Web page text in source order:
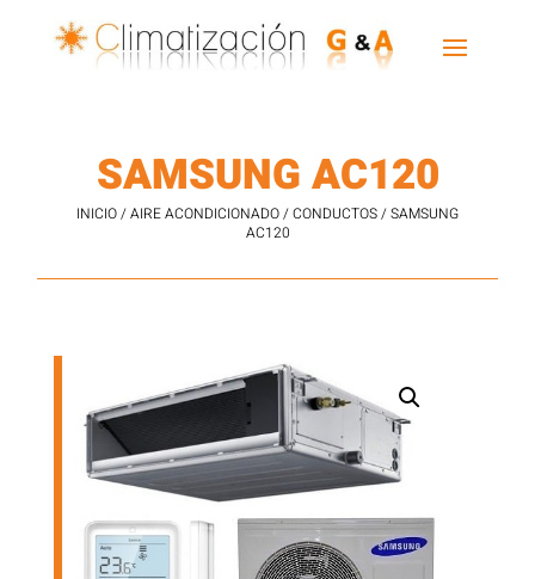
SAMSUNG AC120
INICIO/AIRE ACONDICIONADO/CONDUCTOS/ SAMSUNG
AC120